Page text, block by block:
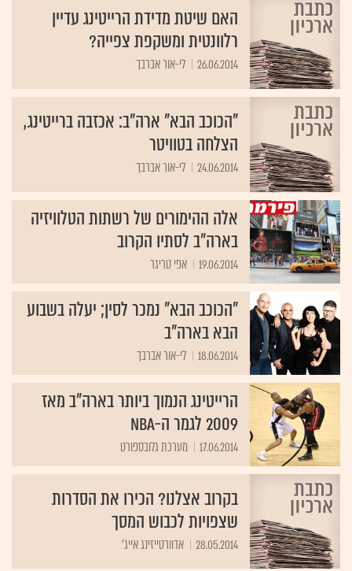
האם שיטת מדידת הרייטינג עדיין
רלוונטית ומשקפת צפייה?
26.06.2014 לי-אור אברבך
"הכוכב הבא" ארה"ב: אכזבה ברייטינג,
הצלחה בטוויטר
24.06.2014 לי-אור אברבך
אלה ההימורים של רשתות הטלוויזיה
בארה"ב לסתיו הקרוב
19.06.2014 אפי טריגר
"הכוכב הבא" נמכר לסין; יעלה בשבוע
הבא בארה"ב
18.06.2014 לי-אור אברבך
הרייטינג הנמוך ביותר בארה"ב מאז
2009 לגמר ה-NBA
17.06.2014 מערכת גלובספורט
בקרוב אצלנו? הכירו את הסדרות
שצפויות לכבוש המסך
28.05.2014 אדוורטייזינג אייג'